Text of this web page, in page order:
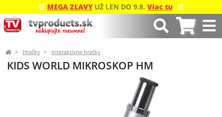
🛒 MEGA ZĽAVY UŽ LEN DO 9.8. Viac tu 🛒
Hračky Interaktívne hračky
KIDS WORLD MIKROSKOP HM